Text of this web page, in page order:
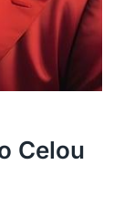
Celou